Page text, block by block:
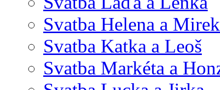
Svatba Helena a Mirek
Svatba Katka a Leoš
Svatba Markéta a